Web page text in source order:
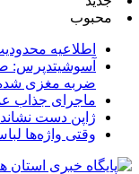
محبوب
اطلاعیه
آسوشیتدپرس:
ضربه مغزی
ماجرای جذاب
ژاپن دست
وقتی واژه‌ها